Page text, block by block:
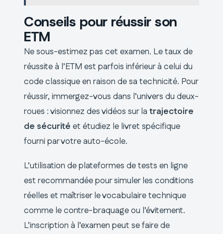
Conseils pour réussir son
ETM
Ne sous-estimez pas cet examen. Le taux de
réussite à l’ETM est parfois inférieur à celui du
code classique en raison de sa technicité. Pour
réussir, immergez-vous dans l’univers du deux-
roues : visionnez des vidéos sur la trajectoire
de sécurité et étudiez le livret spécifique
fourni par votre auto-école.
L’utilisation de plateformes de tests en ligne
est recommandée pour simuler les conditions
réelles et maîtriser le vocabulaire technique
comme le contre-braquage ou l’évitement.
L’inscription à l’examen peut se faire de